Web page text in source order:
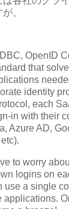
。
OpenID
that
identity
each
in with their
Azure AD,
to worry
logins on
use a single
applications.